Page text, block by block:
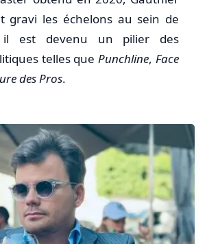
gravi les échelons au sein de
il est devenu un pilier des
telles quePunchline,Face
des Pros.